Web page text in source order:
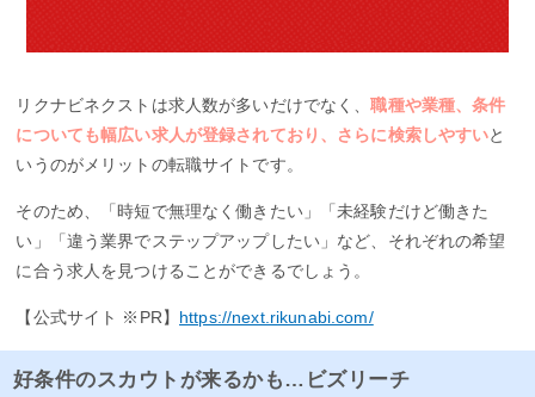
リクナビネクストは求人数が多いだけでなく、職種や業種、条件
についても幅広い求人が登録されており、さらに検索しやすいと
いうのがメリットの転職サイトです。
そのため、「時短で無理なく働きたい」「未経験だけど働きた
い」「違う業界でステップアップしたい」など、それぞれの希望
に合う求人を見つけることができるでしょう。
【公式サイト ※PR】 https://next.rikunabi.com/
好条件のスカウトが来るかも…ビズリーチ